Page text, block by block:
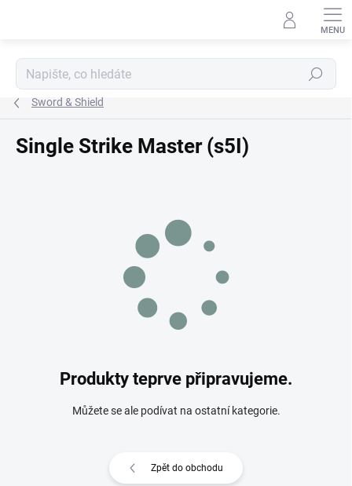
Hledat
Sword & Shield
Single Strike Master (s5I)
Produkty teprve připravujeme.
Můžete se ale podívat na ostatní kategorie.
Zpět do obchodu